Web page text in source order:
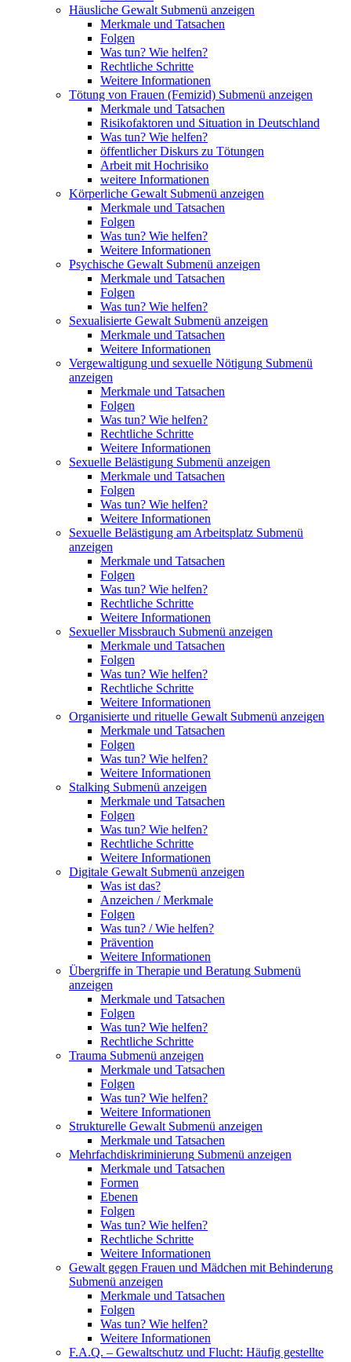
Häusliche Gewalt Submenü anzeigen
Merkmale und Tatsachen
Folgen
Was tun? Wie helfen?
Rechtliche Schritte
Weitere Informationen
Tötung von Frauen (Femizid) Submenü anzeigen
Merkmale und Tatsachen
Risikofaktoren und Situation in Deutschland
Was tun? Wie helfen?
öffentlicher Diskurs zu Tötungen
Arbeit mit Hochrisiko
weitere Informationen
Körperliche Gewalt Submenü anzeigen
Merkmale und Tatsachen
Folgen
Was tun? Wie helfen?
Weitere Informationen
Psychische Gewalt Submenü anzeigen
Merkmale und Tatsachen
Folgen
Was tun? Wie helfen?
Sexualisierte Gewalt Submenü anzeigen
Merkmale und Tatsachen
Weitere Informationen
Vergewaltigung und sexuelle Nötigung Submenü
anzeigen
Merkmale und Tatsachen
Folgen
Was tun? Wie helfen?
Rechtliche Schritte
Weitere Informationen
Sexuelle Belästigung Submenü anzeigen
Merkmale und Tatsachen
Folgen
Was tun? Wie helfen?
Weitere Informationen
Sexuelle Belästigung am Arbeitsplatz Submenü
anzeigen
Merkmale und Tatsachen
Folgen
Was tun? Wie helfen?
Rechtliche Schritte
Weitere Informationen
Sexueller Missbrauch Submenü anzeigen
Merkmale und Tatsachen
Folgen
Was tun? Wie helfen?
Rechtliche Schritte
Weitere Informationen
Organisierte und rituelle Gewalt Submenü anzeigen
Merkmale und Tatsachen
Folgen
Was tun? Wie helfen?
Weitere Informationen
Stalking Submenü anzeigen
Merkmale und Tatsachen
Folgen
Was tun? Wie helfen?
Rechtliche Schritte
Weitere Informationen
Digitale Gewalt Submenü anzeigen
Was ist das?
Anzeichen / Merkmale
Folgen
Was tun? / Wie helfen?
Prävention
Weitere Informationen
Übergriffe in Therapie und Beratung Submenü
anzeigen
Merkmale und Tatsachen
Folgen
Was tun? Wie helfen?
Rechtliche Schritte
Trauma Submenü anzeigen
Merkmale und Tatsachen
Folgen
Was tun? Wie helfen?
Weitere Informationen
Strukturelle Gewalt Submenü anzeigen
Merkmale und Tatsachen
Mehrfachdiskriminierung Submenü anzeigen
Merkmale und Tatsachen
Formen
Ebenen
Folgen
Was tun? Wie helfen?
Rechtliche Schritte
Weitere Informationen
Gewalt gegen Frauen und Mädchen mit Behinderung
Submenü anzeigen
Merkmale und Tatsachen
Folgen
Was tun? Wie helfen?
Weitere Informationen
F.A.Q. – Gewaltschutz und Flucht: Häufig gestellte